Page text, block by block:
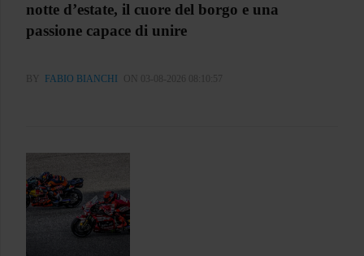
notte d’estate, il cuore del borgo e una
passione capace di unire
BY FABIO BIANCHI ON 03-08-2026 08:10:57